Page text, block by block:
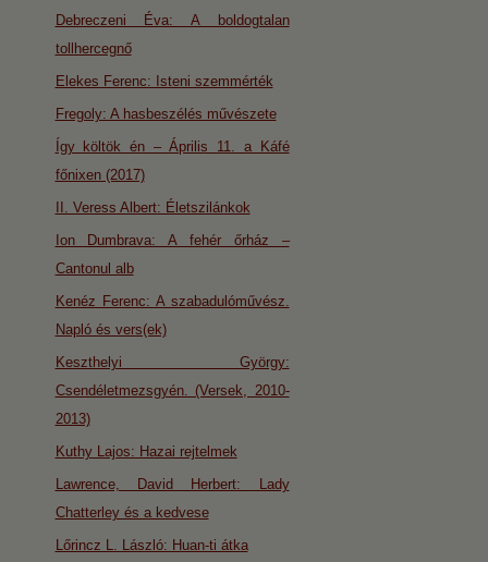
Debreczeni Éva: A boldogtalan
tollhercegnő
Elekes Ferenc: Isteni szemmérték
Fregoly: A hasbeszélés művészete
Így költök én – Április 11. a Káfé
főnixen (2017)
II. Veress Albert: Életszilánkok
Ion Dumbrava: A fehér őrház –
Cantonul alb
Kenéz Ferenc: A szabadulóművész.
Napló és vers(ek)
Keszthelyi György:
Csendéletmezsgyén. (Versek, 2010-
2013)
Kuthy Lajos: Hazai rejtelmek
Lawrence, David Herbert: Lady
Chatterley és a kedvese
Lőrincz L. László: Huan-ti átka